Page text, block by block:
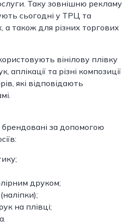
Таку зовнішню рекламу
сьогодні у ТРЦ та
а також для різних торгових
вінілову плівку
аплікації та різні композиції
які відповідають
за допомогою
друком;
на плівці;